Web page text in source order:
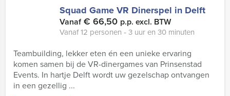
Squad Game VR Dinerspel in Delft
Vanaf€ 66,50 p.p. excl. BTW
Vanaf 12 personen ‐ 3 uur en 30 minuten
Teambuilding, lekker eten én een unieke ervaring
komen samen bij de VR-dinergames van Prinsenstad
Events. In hartje Delft wordt uw gezelschap ontvangen
in een gezellig ...